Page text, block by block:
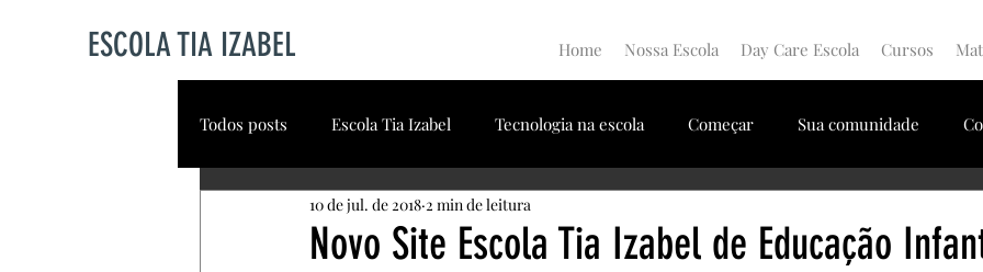
ESCOLA TIA IZABEL Home Nossa Escola Day Care Escola Cursos
Todos posts Escola Tia Izabel Tecnologia na escola Começar Sua comunidade
Coordenador Escolar Dia do Coordenador Escola
Novo Site Escola Tia Izabel de Educação
10 de jul. de 2018 2 min de leitura